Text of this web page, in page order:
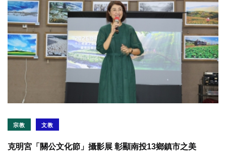
宗教 文教
克明宮「關公文化節」攝影展 彰顯南投13鄉鎮市之美